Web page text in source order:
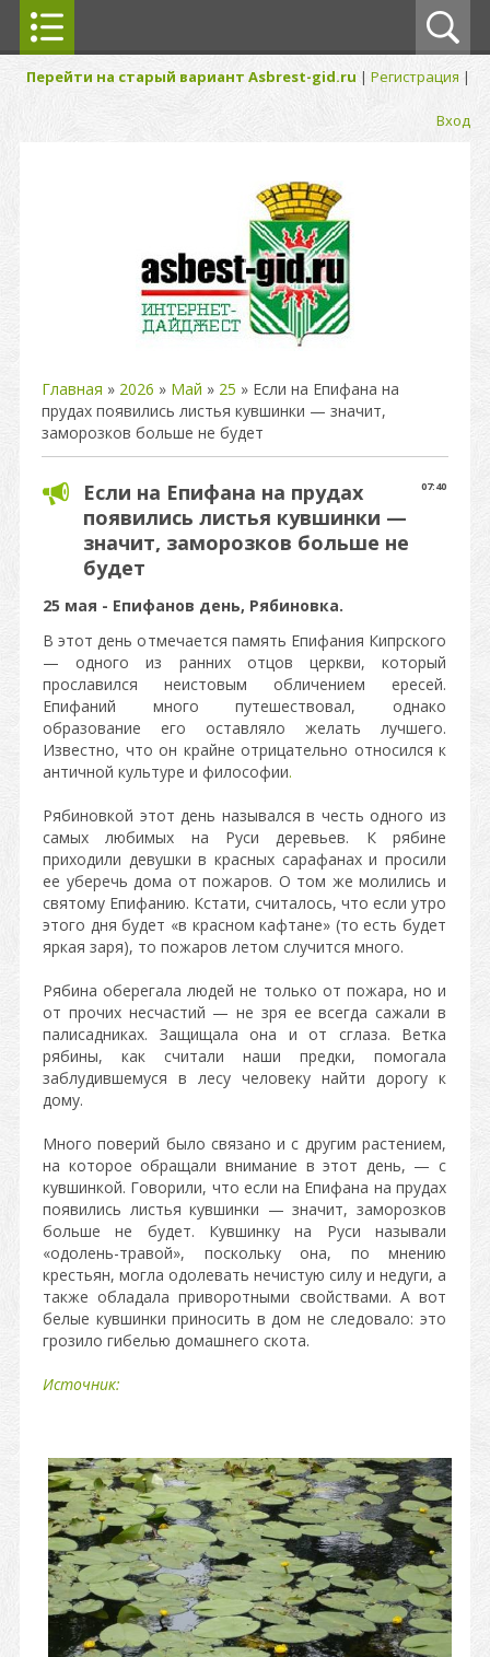
Перейти на старый вариант Asbrest-gid.ru | Регистрация |
Вход
Главная » 2026 » Май » 25 » Если на Епифана на
прудах появились листья кувшинки — значит,
заморозков больше не будет
07:40
Если на Епифана на прудах
появились листья кувшинки —
значит, заморозков больше не
будет
25 мая - Епифанов день, Рябиновка.
В этот день отмечается память Епифания Кипрского
— одного из ранних отцов церкви, который
прославился неистовым обличением ересей.
Епифаний много путешествовал, однако
образование его оставляло желать лучшего.
Известно, что он крайне отрицательно относился к
античной культуре и философии.
Рябиновкой этот день назывался в честь одного из
самых любимых на Руси деревьев. К рябине
приходили девушки в красных сарафанах и просили
ее уберечь дома от пожаров. О том же молились и
святому Епифанию. Кстати, считалось, что если утро
этого дня будет «в красном кафтане» (то есть будет
яркая заря), то пожаров летом случится много.
Рябина оберегала людей не только от пожара, но и
от прочих несчастий — не зря ее всегда сажали в
палисадниках. Защищала она и от сглаза. Ветка
рябины, как считали наши предки, помогала
заблудившемуся в лесу человеку найти дорогу к
дому.
Много поверий было связано и с другим растением,
на которое обращали внимание в этот день, — с
кувшинкой. Говорили, что если на Епифана на прудах
появились листья кувшинки — значит, заморозков
больше не будет. Кувшинку на Руси называли
«одолень-травой», поскольку она, по мнению
крестьян, могла одолевать нечистую силу и недуги, а
также обладала приворотными свойствами. А вот
белые кувшинки приносить в дом не следовало: это
грозило гибелью домашнего скота.
Источник: